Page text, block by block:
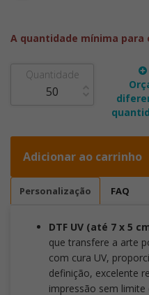
A quantidade mínima para
Quantidade
Adicionar ao carrinho
Personalização FAQ
DTF UV (até 7 x 5
que transfere a arte
com cura UV,
definição, excelente
impressão sem limite